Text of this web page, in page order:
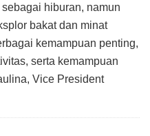
hiburan, namun
bakat dan minat
kemampuan penting,
serta kemampuan
Vice President